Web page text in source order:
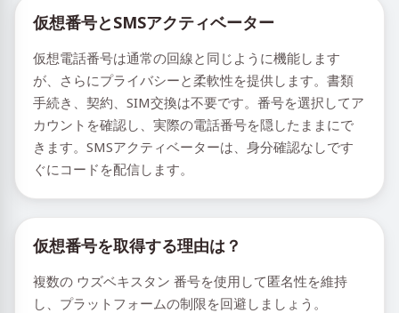
仮想番号とSMSアクティベーター
仮想電話番号は通常の回線と同じように機能します
が、さらにプライバシーと柔軟性を提供します。書類
手続き、契約、SIM交換は不要です。番号を選択してア
カウントを確認し、実際の電話番号を隠したままにで
きます。SMSアクティベーターは、身分確認なしです
ぐにコードを配信します。
仮想番号を取得する理由は？
複数の ウズベキスタン 番号を使用して匿名性を維持
し、プラットフォームの制限を回避しましょう。